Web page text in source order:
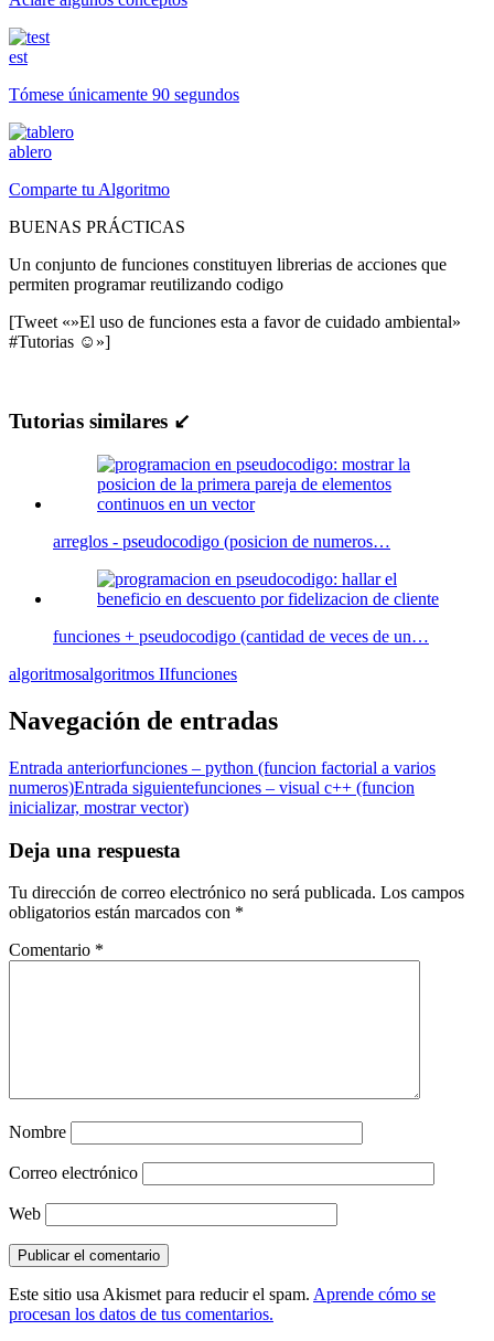
est
Tómese únicamente 90 segundos
ablero
Comparte tu Algoritmo
BUENAS PRÁCTICAS
Un conjunto de funciones constituyen librerias de acciones que
permiten programar reutilizando codigo
[Tweet «»El uso de funciones esta a favor de cuidado ambiental»
#Tutorias ☺»]
Tutorias similares ↙
arreglos - pseudocodigo (posicion de numeros…
funciones + pseudocodigo (cantidad de veces de un…
algoritmosalgoritmos IIfunciones
Navegación de entradas
Entrada anteriorfunciones – python (funcion factorial a varios
numeros)Entrada siguientefunciones – visual c++ (funcion
inicializar, mostrar vector)
Deja una respuesta
Tu dirección de correo electrónico no será publicada. Los campos
obligatorios están marcados con *
Comentario *
Nombre
Correo electrónico
Web
Este sitio usa Akismet para reducir el spam. Aprende cómo se
procesan los datos de tus comentarios.